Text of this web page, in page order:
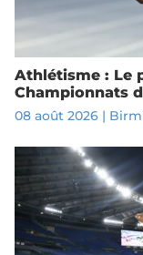
Athlétisme : Le
Championnats
08 août 2026|